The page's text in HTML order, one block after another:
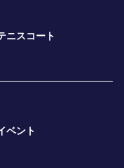
ニスコート
ベント